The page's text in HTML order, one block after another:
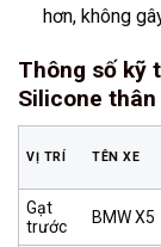
hơn, không
Thông số kỹ
Silicone thân
VỊ TRÍ TÊN XE
Gạt
trước
BMW X5